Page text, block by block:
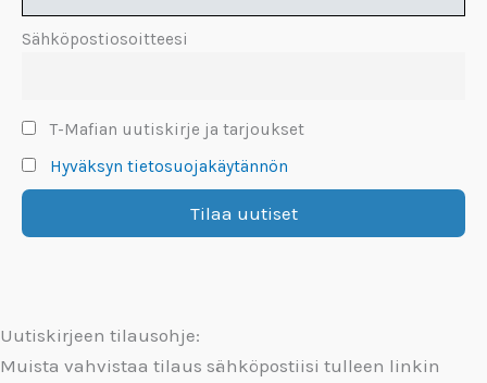
Sähköpostiosoitteesi
T-Mafian uutiskirje ja tarjoukset
Hyväksyn tietosuojakäytännön
Uutiskirjeen tilausohje:
Muista vahvistaa tilaus sähköpostiisi tulleen linkin